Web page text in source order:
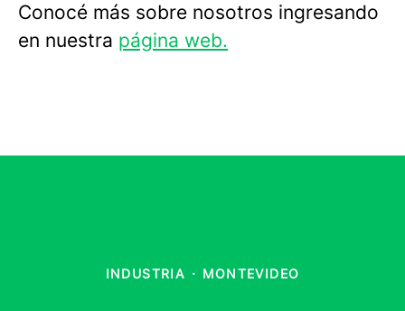
Conocé más sobre nosotros ingresando
en nuestra página web.
INDUSTRIA · MONTEVIDEO